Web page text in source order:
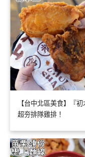
【台中北區美食】『
超夯排隊雞排！